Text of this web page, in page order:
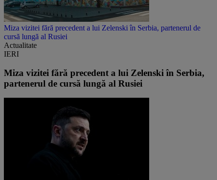
Miza vizitei fără precedent a lui Zelenski în Serbia, partenerul de
cursă lungă al Rusiei
Actualitate
IERI
Miza vizitei fără precedent a lui Zelenski în Serbia,
partenerul de cursă lungă al Rusiei